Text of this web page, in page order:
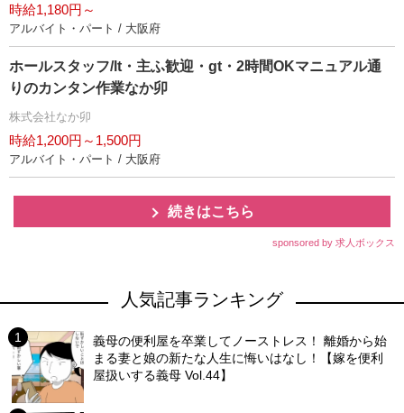
時給1,180円～
アルバイト・パート / 大阪府
ホールスタッフ/lt・主ふ歓迎・gt・2時間OKマニュアル通
りのカンタン作業なか卯
株式会社なか卯
時給1,200円～1,500円
アルバイト・パート / 大阪府
続きはこちら
sponsored by 求人ボックス
人気記事ランキング
義母の便利屋を卒業してノーストレス！ 離婚から始
まる妻と娘の新たな人生に悔いはなし！【嫁を便利
屋扱いする義母 Vol.44】